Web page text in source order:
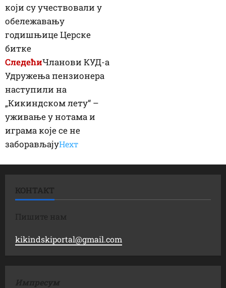
који су учествовали у
обележавању
годишњице Церске
битке
СледећиЧланови КУД-а
Удружења пензионера
наступили на
„Кикиндском лету“ –
уживање у нотама и
играма које се не
заборављајуНеxт
КОНТАКТ
Пишите нам
kikindskiportal@gmail.com
Импресум